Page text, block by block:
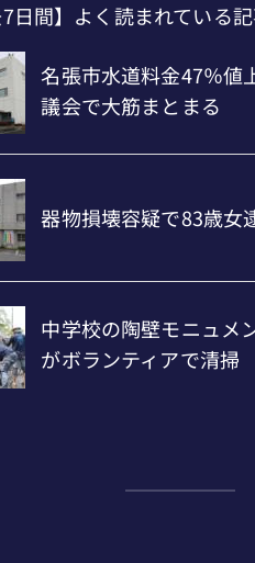
7日間】よく読まれている